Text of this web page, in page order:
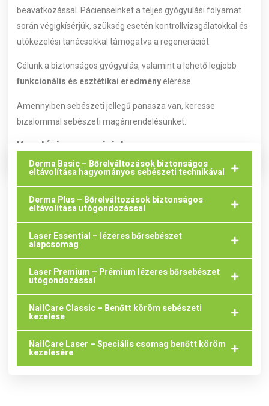
beavatkozással. Pácienseinket a teljes gyógyulási folyamat
során végigkísérjük, szükség esetén kontrollvizsgálatokkal és
utókezelési tanácsokkal támogatva a regenerációt.
Célunk a biztonságos gyógyulás, valamint a lehető legjobb
funkcionális és esztétikai eredményelérése.
Amennyiben sebészeti jellegű panasza van, keresse
bizalommal sebészeti magánrendelésünket.
Kezelési csomagjaink
Derma Basic – Bőrelváltozások biztonságos
eltávolítása hagyományos sebészeti technikával
Derma Plus – Bőrelváltozások biztonságos
eltávolítása utógondozással
Laser Essential – lézeres bőrsebészet
alapcsomag
Laser Premium – Prémium lézeres bőrsebészet
utógondozással
NailCare Classic – Benőtt köröm sebészeti
kezelése
NailCare Laser – Speciális csomag benőtt köröm
kezelésére